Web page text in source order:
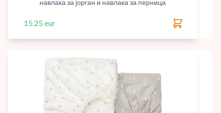
навлака за јорган и навлака за перница
15.25 eur